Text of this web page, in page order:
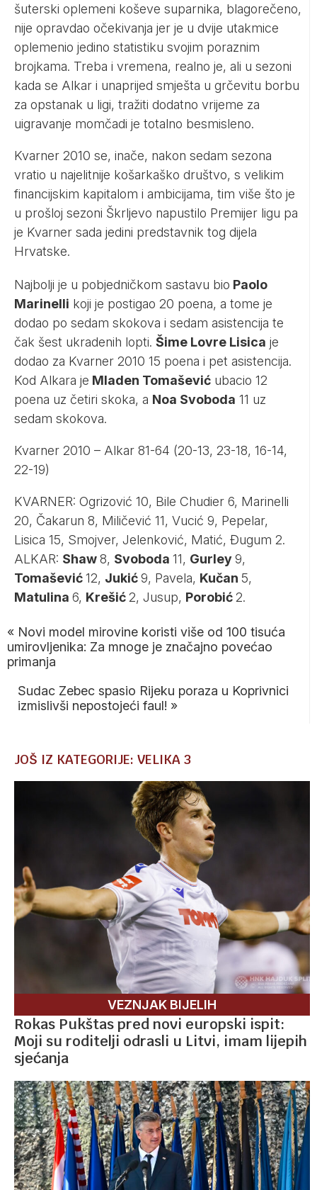
šuterski oplemeni koševe suparnika, blagorečeno,
nije opravdao očekivanja jer je u dvije utakmice
oplemenio jedino statistiku svojim poraznim
brojkama. Treba i vremena, realno je, ali u sezoni
kada se Alkar i unaprijed smješta u grčevitu borbu
za opstanak u ligi, tražiti dodatno vrijeme za
uigravanje momčadi je totalno besmisleno.
Kvarner 2010 se, inače, nakon sedam sezona
vratio u najelitnije košarkaško društvo, s velikim
financijskim kapitalom i ambicijama, tim više što je
u prošloj sezoni Škrljevo napustilo Premijer ligu pa
je Kvarner sada jedini predstavnik tog dijela
Hrvatske.
Najbolji je u pobjedničkom sastavu bio Paolo
Marinelli koji je postigao 20 poena, a tome je
dodao po sedam skokova i sedam asistencija te
čak šest ukradenih lopti. Šime Lovre Lisica je
dodao za Kvarner 2010 15 poena i pet asistencija.
Kod Alkara je Mladen Tomašević ubacio 12
poena uz četiri skoka, a Noa Svoboda 11 uz
sedam skokova.
Kvarner 2010 – Alkar 81-64 (20-13, 23-18, 16-14,
22-19)
KVARNER: Ogrizović 10, Bile Chudier 6, Marinelli
20, Čakarun 8, Miličević 11, Vucić 9, Pepelar,
Lisica 15, Smojver, Jelenković, Matić, Đugum 2.
ALKAR: Shaw8, Svoboda 11, Gurley9,
Tomašević12, Jukić9, Pavela, Kučan 5,
Matulina 6, Krešić 2, Jusup, Porobić 2.
« Novi model mirovine koristi više od 100 tisuća
umirovljenika: Za mnoge je značajno povećao
primanja
Sudac Zebec spasio Rijeku poraza u Koprivnici
izmislivši nepostojeći faul! »
JOŠ IZ KATEGORIJE: VELIKA 3
VEZNJAK BIJELIH
Rokas Pukštas pred novi europski ispit:
Moji su roditelji odrasli u Litvi, imam lijepih
sjećanja